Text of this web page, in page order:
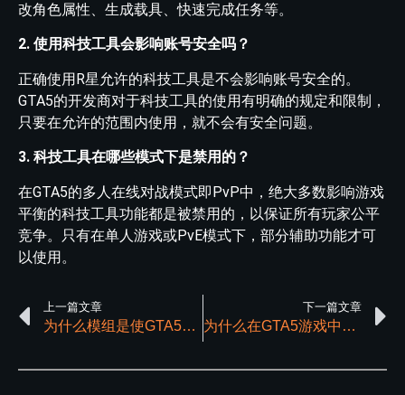
改角色属性、生成载具、快速完成任务等。
2. 使用科技工具会影响账号安全吗？
正确使用R星允许的科技工具是不会影响账号安全的。
GTA5的开发商对于科技工具的使用有明确的规定和限制，
只要在允许的范围内使用，就不会有安全问题。
3. 科技工具在哪些模式下是禁用的？
在GTA5的多人在线对战模式即PvP中，绝大多数影响游戏
平衡的科技工具功能都是被禁用的，以保证所有玩家公平
竞争。只有在单人游戏或PvE模式下，部分辅助功能才可
以使用。
上一篇文章
为什么模组是使GTA5这款游戏经久不衰的原因之一？
下一篇文章
为什么在GTA5游戏中辅助更像是一个必需品？